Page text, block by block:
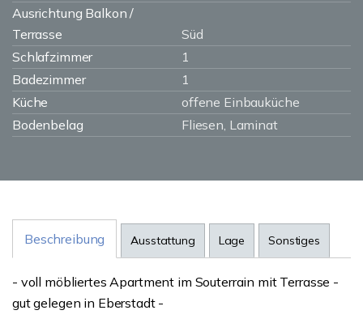
Ausrichtung Balkon /
Terrasse
Süd
Schlafzimmer
1
Badezimmer
1
Küche
offene Einbauküche
Bodenbelag
Fliesen, Laminat
Beschreibung Ausstattung Lage Sonstiges
- voll möbliertes Apartment im Souterrain mit Terrasse -
gut gelegen in Eberstadt -